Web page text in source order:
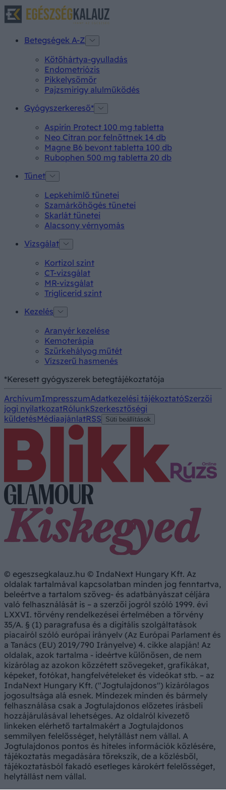
Betegségek A-Z
Kötőhártya-gyulladás
Endometriózis
Pikkelysömör
Pajzsmirigy alulműködés
Gyógyszerkereső*
Aspirin Protect 100 mg tabletta
Neo Citran por felnőttnek 14 db
Magne B6 bevont tabletta 100 db
Rubophen 500 mg tabletta 20 db
Tünet
Lepkehimlő tünetei
Szamárköhögés tünetei
Skarlát tünetei
Alacsony vérnyomás
Vizsgálat
Kortizol szint
CT-vizsgálat
MR-vizsgálat
Triglicerid szint
Kezelés
Aranyér kezelése
Kemoterápia
Szürkehályog műtét
Vízszerű hasmenés
*Keresett gyógyszerek betegtájékoztatója
ArchívumImpresszumAdatkezelési tájékoztatóSzerzői
jogi nyilatkozatRólunkSzerkesztőségi
küldetésMédiaajánlatRSS Süti beállítások
© egeszsegkalauz.hu © IndaNext Hungary Kft. Az
oldalak tartalmával kapcsolatban minden jog fenntartva,
beleértve a tartalom szöveg- és adatbányászat céljára
való felhasználását is – a szerzői jogról szóló 1999. évi
LXXVI. törvény rendelkezései értelmében a törvény
35/A. § (1) paragrafusa és a digitális szolgáltatások
piacairól szóló európai irányelv (Az Európai Parlament és
a Tanács (EU) 2019/790 Irányelve) 4. cikke alapján! Az
oldalak, azok tartalma - ideértve különösen, de nem
kizárólag az azokon közzétett szövegeket, grafikákat,
képeket, fotókat, hangfelvételeket és videókat stb. – az
IndaNext Hungary Kft. ("Jogtulajdonos") kizárólagos
jogosultsága alá esnek. Mindezek minden és bármely
felhasználása csak a Jogtulajdonos előzetes írásbeli
hozzájárulásával lehetséges. Az oldalról kivezető
linkeken elérhető tartalmakért a Jogtulajdonos
semmilyen felelősséget, helytállást nem vállal. A
Jogtulajdonos pontos és hiteles információk közlésére,
tájékoztatás megadására törekszik, de a közlésből,
tájékoztatásból fakadó esetleges károkért felelősséget,
helytállást nem vállal.